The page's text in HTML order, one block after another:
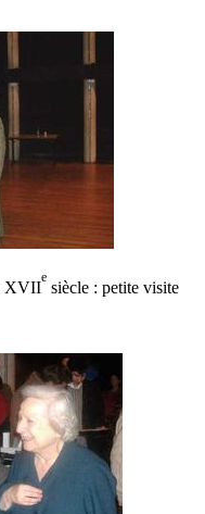
XVII
e
siècle : petite visite